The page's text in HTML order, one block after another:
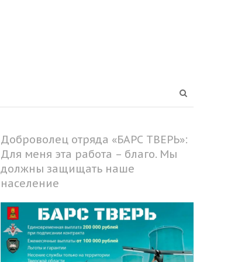
Доброволец отряда «БАРС ТВЕРЬ»:
Для меня эта работа – благо. Мы
должны защищать наше
население